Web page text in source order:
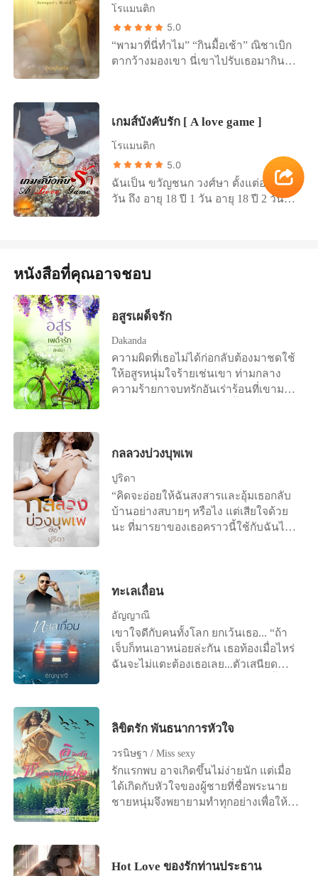
สักนิดก็ยังดี แต่เธอก็ได้แต่หลับตาและ
เอาความต้องการนี้ไปยังความฝัน
สามารถขึ้นแท่นสามีแห่งชาติได้อย่างไร้
ข้อกังขา ฐานะการเงินแม้ตอนนี้จะเหลือ
เพียงอสังหาริมทรัพย์กับรถสามคันและ
เงินเดือนแต่ก็ยังน่าสนใจอยู่ในหมู่สาวๆ
ล่าสุดของคุณพ่อไม่กี่คำ เขาที่เป็นฝ่าย
กระดิกนิ้วเรียกไปแล้วอย่างงั้นเหรอ “เธอ
เป็นหม่อมเจ้าหรือครับ...ผมหมายถึงว่าที่
สะใภ้นะครับ” เขาขยายความเมื่อจู่ๆ เขา
เงียบไปนานและเอ่ยขึ้นมาคุณพ่อจึงมุ่น
พยายามต่อ “คุณอำพลส่ายหน้า
พระคุณของคุณพ่อ” เรโนลต์ไม่ละความ
พยายาม “แกดูละครมากไปมั้ย” … เร
โนลต์ เงียบ!
======================= SET :
Bond Of Love พันธะรักโดยไม่ตั้ง [Bond
Of Love - Accidence] พันธะรักวิวาห์
จุดนี้ได้เหมือนกัน...ใครกันนะที่บอกรักกัน
ได้ทุกเวลา...ไม่อายปากบ้างเหรอ” คำ
เย้ยหยันที่ถูกพ่นออกมามันไม่ได้แค่
ทำร้ายจิตใจคนฟังเพียงฝ่ายเดียว ในทาง
ชื่นมื่นน่าลิ้มลองเป็นธรรมดา คำที่สองก็
มันลงละในเมื่อรู้รสชาติแล้ว เมื่อถึงเวลา
ก็ต้องหารสชาติใหม่ๆมาลอง...ใช่มั้ย”
แววตาของเอ็ดเวิร์ดเปลี่ยนไป สีหน้าและ
แววตาของน้ำใสมันช่างเข้าได้กับคำพูด
เพื่อเธอคนเดียว งั้นลองรสชาติใหม่
ลั่นเมื่อเอ็ดเวิร์ดกระชากผ้าขนหนูออก
จากการปกป้องเรือนกายเปลือย ควับ!!!
แรงเขากับแรงเธอมันเทียบกันไม่ได้
หรอก ควับ!!! และอีกผืนที่หลุดล่วงไปคือ
ของเขา สองร่างเปลือยเปล่าแนบชิดกัน
เมื่อน้ำใสพยายามจะหนีให้พ้นจากรัศมี
ไอร้อนของร่างกายเขาที่พวยพุ่งออกมาก
โรแมนติก
5.0
“พามาที่นี่ทำไม” “กินมื้อเช้า” ณิชาเบิก
ตากว้างมองเขา นี่เขาไปรับเธอมากินมื้อ
ไหร่กัน ปกติเขาตื่นกี่โมงกัน เพราะตอนนี้
พึ่งจะเจ็ดโมงเช้า “ปกติคุณตื่นกี่โมง” “ตี
ห้าเป็นประจำทุกวัน” “ทุกวันเลยเหรอ”
ภีมะพยักหน้า “แล้วนอนกี่โมง” “ก็แล้ว
แต่...อยากรู้ไปทำไม” “สงสัยบ้างไม่ได้เห
รอ...” พวกเขาแปลกหรือเปล่านะ พี่เหนือ
ฉันจะให้เวลาค่อยๆปรับตัว”
เกมส์บังคับรัก [ A love game ]
โรแมนติก
5.0
ฉันเป็น ขวัญชนก วงศ์ษา ตั้งแต่อายุ 1
วัน ถึง อายุ 18 ปี 1 วัน อายุ 18 ปี 2 วัน
เท่านั้น คำโปรย : “ห้าแสน!” “เจ็ดแสน!”
แข่งกัน “หนึ่งล้าน” การประมูลยังคง
ดำเนินกันต่อไปเรื่อยๆ ขวัญชนก สาว
น้อยวัยใสวัยย่างสิบเก้าสอดส่ายสายตา
มองไปยังกลุ่มคนด้านหน้า “หนึ่งล้าน
สองแสน” เอาสิ! ถ้าเขาไม่มา เธอ
ก็...ขวัญชนกยิ้มหวานหว่านเสน่ห์
กลมโตแสดงความหวาดหวั่นในที่สุด
“ห้าล้าน!” ก่อนที่ราคาสองล้านจะถูก
เคาะครั้งที่สาม เสียงบอกราคาใหม่สร้าง
ความตกตะลึงให้กับทุกคนในงาน แต่
กลับสร้างรอยยิ้มให้หญิงสาวบนเวที เธอ
ไม่เคยลืมเสียงของเขา “ชนะแล้ว” ขวัญ
หนังสือที่คุณอาจชอบ
อสูรเผด็จรัก
Dakanda
ความผิดที่เธอไม่ได้ก่อกลับต้องมาชดใช้
ให้อสูรหนุ่มใจร้ายเช่นเขา ท่ามกลาง
ความร้ายกาจบทรักอันเร่าร้อนที่เขามอบ
ปรางอินท์ผงะห่างโดยอัตโนมัติ คำพูด
คมเหมือนกับมีดที่กรีดลึกลงในหัวใจจน
ย่อยยับ เหลือทิ้งไว้เพียงแผลที่กำลัง
อักเสบ “จะบอกอะไรให้เอาบุญนะคนสวย
ฉันแทบไม่ได้รู้สึกอะไรเลยด้วยซ้ำ ทุก
เวอจิ้นเธอคิดว่าจะเอาสิ่งนี้มาทดแทนสิ่ง
ที่พี่เธอทำกับชีวิตพี่ชายของฉันได้รึยัง
ไง” ประโยคท้ายๆ เสียงของชายหนุ่มดัง
ลั่นขึ้นจนกลายเป็นตะคอกเสียงก้องห้อง
ตาคมลุกโรจน์ราวกับไฟ “คนสารเลว ไอ้
คนชั่วช้าสามานย์” หญิงสาวตะโกนสวน
น่าจะตายๆ ไปซะ ภาคินเลิกคิ้วสูง เรียว
ปากเข้มหยักยิ้ม ยิ้มที่คนมองถึงกับเสียง
สันหลังวาบด้วยความกลัวจนเผลอถอย
หลังออกห่างใบหน้าที่โน้มอยู่ห่างไม่ถึง
หนึ่งศอก “อย่าปากเก่งให้มากนัก รู้มั้ยว่า
ฉันมีวิธีจัดการกับคนปากเก่งยังไงบ้าง รึ
ตะครุบมาได้แทนพี่สาวของเธอ” “ไม่ ฉัน
ไม่ทำอะไรทั้งนั้น คอยดูนะมีโอกาสเมื่อ
กลลวงบ่วงบุพเพ
ปูริดา
“คิดจะอ่อยให้ฉันสงสารและอุ้มเธอกลับ
บ้านอย่างสบายๆ หรือไง แต่เสียใจด้วย
นะ ที่มารยาของเธอคราวนี้ใช้กับฉันไม่
ก่อนที่เขาจะผลักเธอให้ถอยห่าง เหมือน
เปรอะเปื้อนร่างกาย “โอ๊ย!” มือที่ยันพื้น
หญ้าที่ไม่ราบเรียบ โดนเศษไม้แหลมคม
ทิ่มต่ำจนเจ็บเพิ่มอีกขึ้น “นายมันคนบ้า
คนใจร้าย” เรณุกาต่อว่าปากสั่น น้ำตา
ใจให้ลืมความเจ็บจากข้อเท้า เดินตามพ
ฤกษ์อย่างเร็วที่สุดเท่าที่ทำได้แล้ว “เดิน
เร็วๆ เข้าหน่อยซิ ทำสำออยคิดว่าจะ
ทำให้ฉันใจอ่อนหรือไง” เมื่อเห็นว่าเขา
เดินไปไกลแล้ว แต่เรณุกายังตามไปได้
เพียงแค่เล็กน้อยเท่านั้น จนเขาหงุดหงิด
ทะเลเถื่อน
อัญญาณี
เขาใจดีกับคนทั้งโลก ยกเว้นเธอ... “ถ้า
เจ็บก็ทนเอาหน่อยล่ะกัน เธอท้องเมื่อไหร่
ฉันจะไม่แตะต้องเธอเลย...ตัวเสนียด
ทั้งจุกและเจ็บร้าว น้ำตารินไหลเป็นทาง
ท่วงท่า กระแทกกระทั้นแต่ละครั้งดุเดือด
ทำราวกับว่าเธอเป็นตุ๊กตายาง ไม่มีความ
รู้สึกใดใด เขากระทำด้วยความโกรธ
แค้นและชิงชัง “จะร้องไห้หาสวรรค์
เจ้าน้ำตา เธอคือแม่มดใจหยาบช้า” นัยน์
ลิขิตรัก พันธนาการหัวใจ
วรนิษฐา / Miss sexy
รักแรกพบ อาจเกิดขึ้นไม่ง่ายนัก แต่เมื่อ
ได้เกิดกับหัวใจของผู้ชายที่ชื่อพระนาย
ชายหนุ่มจึงพยายามทำทุกอย่างเพื่อให้
ความต้องการส่วนลึกดูจะมีอิทธิพล จน
Hot Love ของรักท่านประธาน